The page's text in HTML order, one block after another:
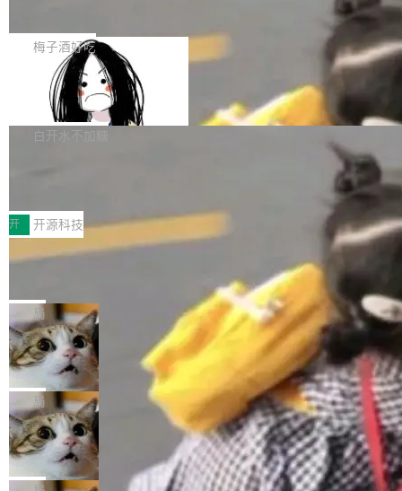
提交的编辑请求也长期处于待处理状态。 Groki
pedia 于去年底上线，定位为由人工智能生成内
容的百科平台，被马斯克视为传统众包百科网站
维基百科的替代方案。Lawfare 调查发现，无论
热门页面还是低关注度页面，均未出现近期更
是这样的：配 MessageSource 的 Bean、写 R
eloadableResourceBundleMessageSource、
声明 LocaleResolver、注册 LocaleChangeInt
erceptor…五六步之后才能看到第一行翻译文
本。 Solon 换了个方式。整个 i18n 模块围绕三
梅子酒好吃
Apache Doris 4.1 全面增强 Iceberg：
支持 UPDATE、MERGE INTO 与 Iceb
erg V3
Apache Doris 4.1 要补齐的，正是缺失的那一
半。在已有查询能力的基础上，Doris 进一步支
常维护操作，并完整支持 Iceberg V3 格式。
白开水不加糖
村国家自主创新示范区会议中心开幕。本届大会
由中关村智联软件服务业质量创新联盟主办，以
“智构可信·质创未来——AI原生时代的质量新范
式”为主题，直面AI从实验室走向规模化产业落地
的核心质量命题。会上，《2026智能研发生产力
工具选型手册》发布，Testin云测的Testin XAge
nt智能测试系统入选AI测试领域代表产品。对CI
O而言，这提示了一个转变：AI测试正在从效率
工具升级为企业的质量基础设施。 CIO面对的新
现实 过去两年，CIO们的焦虑清单上多了两项：
一是如何让大模型和智能体应用安全地从PoC走
向生产，二是如何让测试团队跟得上AI应用...
开 开源科技
让非法状态不可表示：一篇关于 ADT
有一种东西，一旦用过就回不去了。Alex Fedos
eev 管它叫"软件设计的基石"。 他说的东西不新
鲜——代数数据类型（ADT），尤其是和类型
（sum type）。但他说清楚了一件事：这不是类
型系统的学术体操，是日常编码的思维方式。 文
章从一个简单的例子切入。一个网站的深色主题
设置，如果用布尔值 + 可空字段来表示——bool
ean 表示是否可切换，nullable 的默认模式、浅
色方案、深色方案——会产生大量无意义的组
合。方案缺了、配置冲突了、全 null 了。要知道
局
Cloudflare 开源内部企业 AI 平台 Clou
dflare OS
Cloudflare 发布了一个开源项目 Cloudflare O
S。如果你只看官方博客，你会觉得这是又一
个"AI 知识库 + 聊天机器人"——每个大厂都在
做，没什么新鲜的。 但 Kenton Varda 在 Twitte
r 上把事情说清楚了： 今天我们发布了 Cloudfla
re OS，一个带连接器的聊天机器人，跟其他所
局
Deno 团队开源 Celld，可自托管的分
布式 Durable Objects
Ryan Dahl 领导的 Deno 团队推出了最新开源项
目 Celld，一个能在自己机器上运行 Cloudflare